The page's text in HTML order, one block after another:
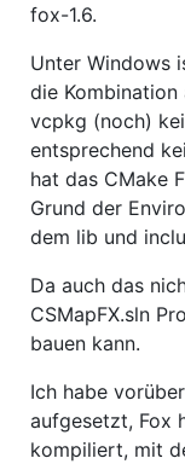
fox-1.6.
Unter Windows
die
vcpkg (noch)
entsprechend
hat das CMake
Grund der
dem lib und
Da auch das
CSMapFX.sln
bauen kann.
Ich habe
aufgesetzt, Fox
kompiliert, mit